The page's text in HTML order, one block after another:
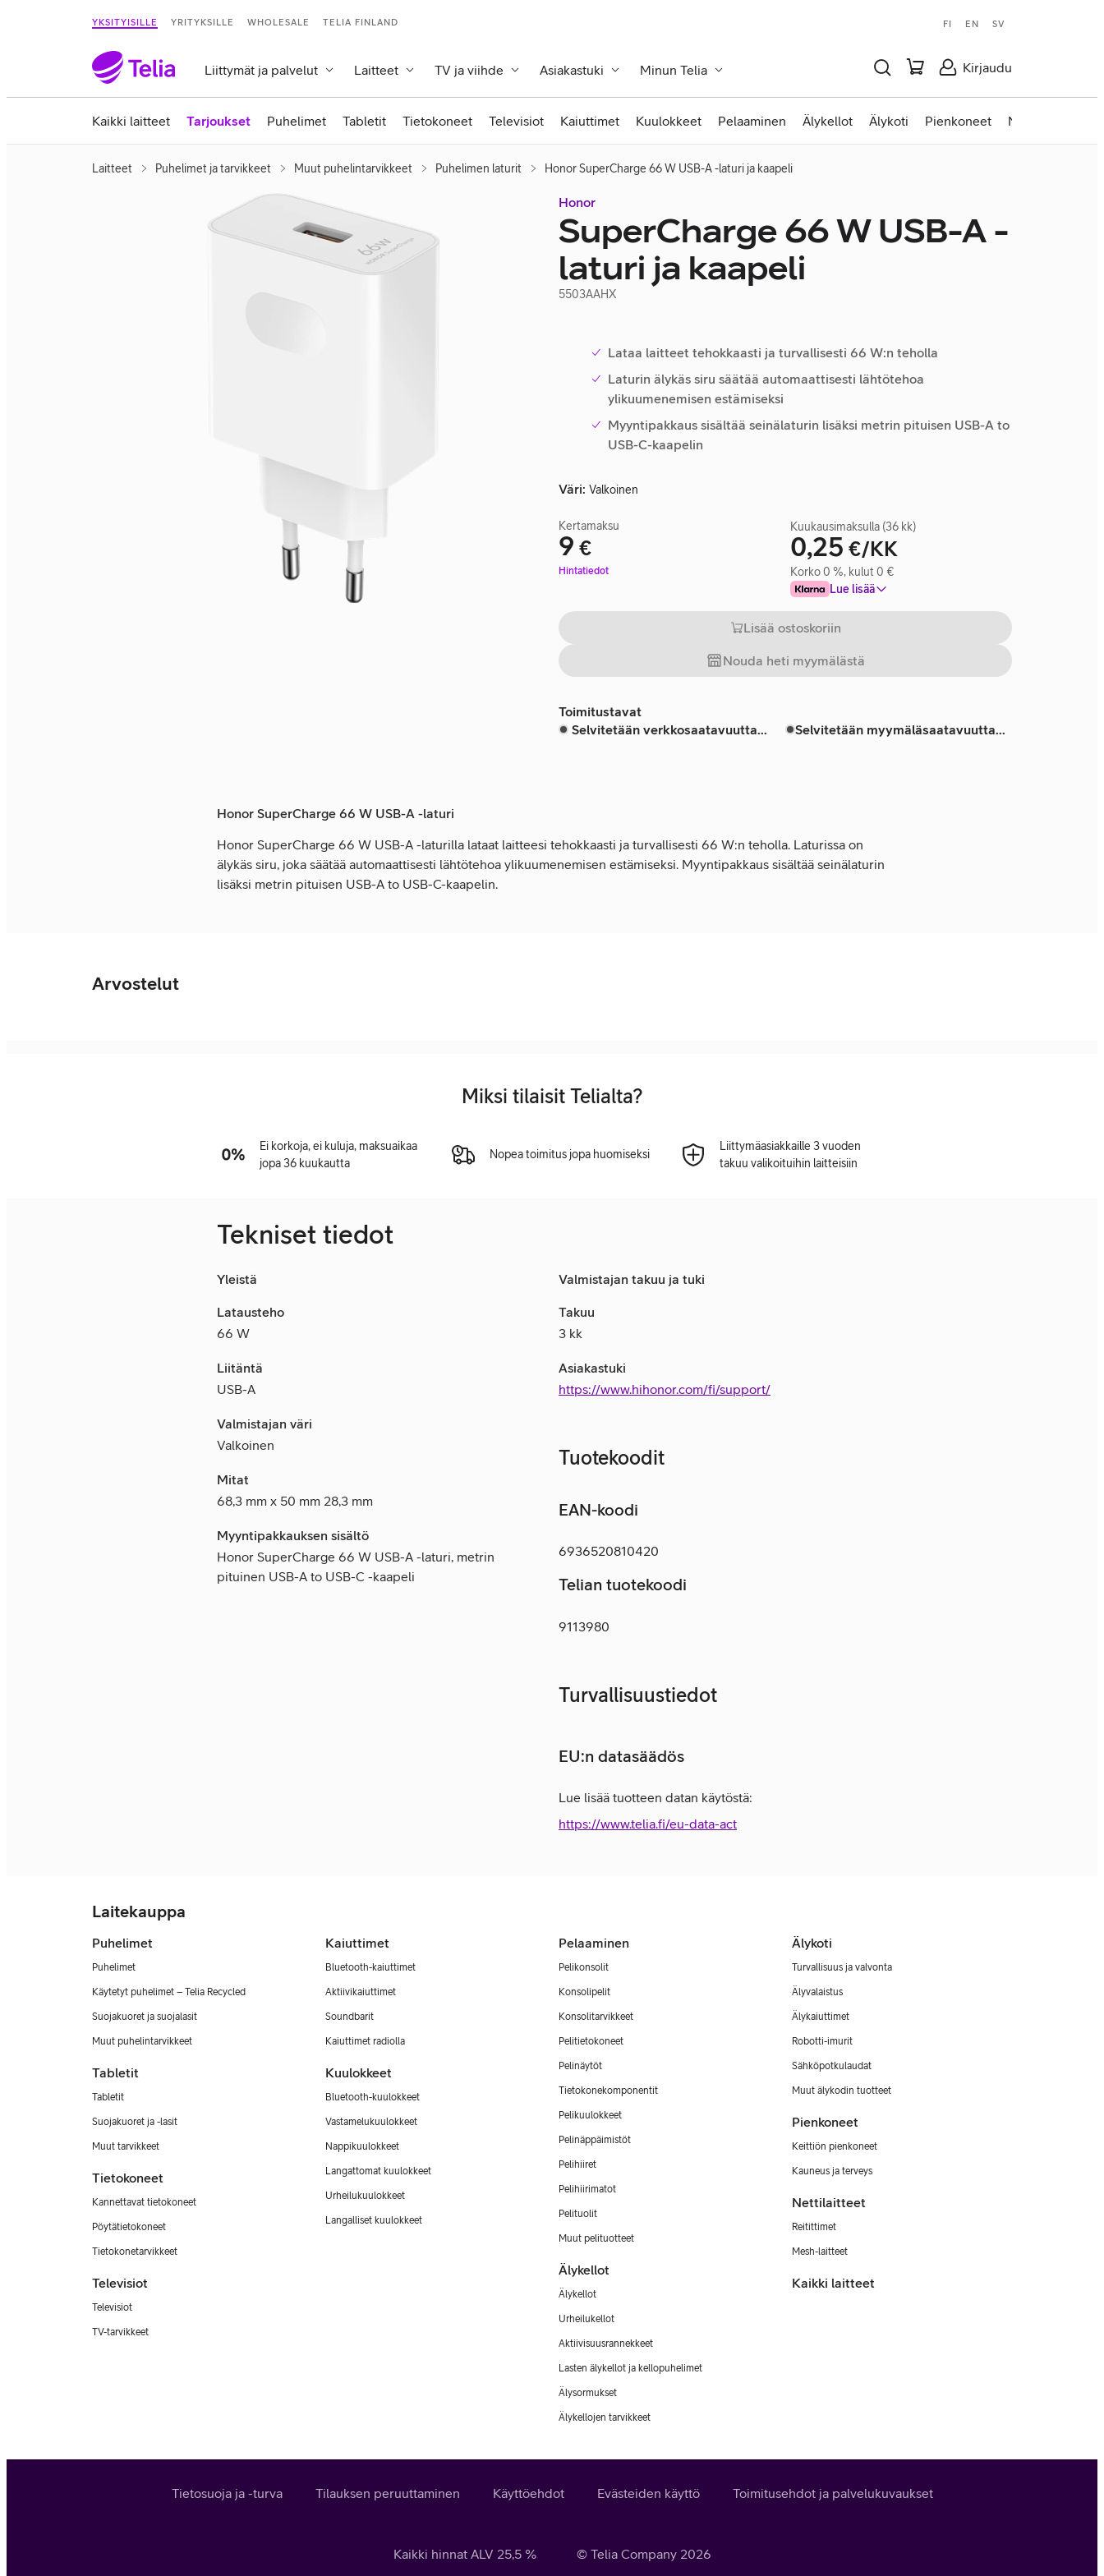
YKSITYISILLE YRITYKSILLE WHOLESALE TELIA FINLAND FI EN SV
Liittymät ja palvelut Laitteet TV ja viihde Asiakastuki Minun Telia Kirjaudu
Kaikki laitteet Tarjoukset Puhelimet Tabletit Tietokoneet Televisiot Kaiuttimet Kuulokkeet Pelaaminen Älykellot Älykoti Pienkoneet Nettilaitteet
Laitteet Puhelimet ja tarvikkeet Muut puhelintarvikkeet Puhelimen laturit Honor SuperCharge 66 W USB-A -laturi ja kaapeli
Honor
SuperCharge 66 W USB-A -
laturi ja kaapeli
5503AAHX
Lataa laitteet tehokkaasti ja turvallisesti 66 W:n teholla
Laturin älykäs siru säätää automaattisesti lähtötehoa
ylikuumenemisen estämiseksi
Myyntipakkaus sisältää seinälaturin lisäksi metrin pituisen USB-A to
USB-C-kaapelin
Väri: Valkoinen
Kertamaksu
9 €
Hinta 9 €
Hintatiedot
Kuukausimaksulla (36 kk)
0,25 €/KK
Korko 0 %, kulut 0 €
Lue lisää
Lisää ostoskoriin
Nouda heti myymälästä
Toimitustavat
Selvitetään verkkosaatavuutta...
Selvitetään myymäläsaatavuutta...
Honor SuperCharge 66 W USB-A -laturi
Honor SuperCharge 66 W USB-A -laturilla lataat laitteesi tehokkaasti ja turvallisesti 66 W:n teholla. Laturissa on
älykäs siru, joka säätää automaattisesti lähtötehoa ylikuumenemisen estämiseksi. Myyntipakkaus sisältää seinälaturin
lisäksi metrin pituisen USB-A to USB-C-kaapelin.
Arvostelut
Miksi tilaisit Telialta?
Ei korkoja, ei kuluja, maksuaikaa
jopa 36 kuukautta
Nopea toimitus jopa huomiseksi
Liittymäasiakkaille 3 vuoden
takuu valikoituihin laitteisiin
Tekniset tiedot
Yleistä
Latausteho
66 W
Liitäntä
USB-A
Valmistajan väri
Valkoinen
Mitat
68,3 mm x 50 mm 28,3 mm
Myyntipakkauksen sisältö
Honor SuperCharge 66 W USB-A -laturi, metrin
pituinen USB-A to USB-C -kaapeli
Valmistajan takuu ja tuki
Takuu
3 kk
Asiakastuki
https://www.hihonor.com/fi/support/
Tuotekoodit
EAN-koodi
6936520810420
Telian tuotekoodi
9113980
Turvallisuustiedot
EU:n datasäädös
Lue lisää tuotteen datan käytöstä:
https://www.telia.fi/eu-data-act
Laitekauppa
Puhelimet
Puhelimet
Käytetyt puhelimet – Telia Recycled
Suojakuoret ja suojalasit
Muut puhelintarvikkeet
Tabletit
Tabletit
Suojakuoret ja -lasit
Muut tarvikkeet
Tietokoneet
Kannettavat tietokoneet
Pöytätietokoneet
Tietokonetarvikkeet
Televisiot
Televisiot
TV-tarvikkeet
Kaiuttimet
Bluetooth-kaiuttimet
Aktiivikaiuttimet
Soundbarit
Kaiuttimet radiolla
Kuulokkeet
Bluetooth-kuulokkeet
Vastamelukuulokkeet
Nappikuulokkeet
Langattomat kuulokkeet
Urheilukuulokkeet
Langalliset kuulokkeet
Pelaaminen
Pelikonsolit
Konsolipelit
Konsolitarvikkeet
Pelitietokoneet
Pelinäytöt
Tietokonekomponentit
Pelikuulokkeet
Pelinäppäimistöt
Pelihiiret
Pelihiirimatot
Pelituolit
Muut pelituotteet
Älykellot
Älykellot
Urheilukellot
Aktiivisuusrannekkeet
Lasten älykellot ja kellopuhelimet
Älysormukset
Älykellojen tarvikkeet
Älykoti
Turvallisuus ja valvonta
Älyvalaistus
Älykaiuttimet
Robotti-imurit
Sähköpotkulaudat
Muut älykodin tuotteet
Pienkoneet
Keittiön pienkoneet
Kauneus ja terveys
Nettilaitteet
Reitittimet
Mesh-laitteet
Kaikki laitteet
Tietosuoja ja -turva Tilauksen peruuttaminen Käyttöehdot Evästeiden käyttö Toimitusehdot ja palvelukuvaukset
Kaikki hinnat ALV 25,5% © Telia Company 2026